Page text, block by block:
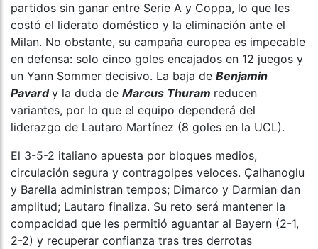
partidos sin ganar entre Serie A y Coppa, lo que les
costó el liderato doméstico y la eliminación ante el
Milan. No obstante, su campaña europea es impecable
en defensa: solo cinco goles encajados en 12 juegos y
un Yann Sommer decisivo. La baja de Benjamin
Pavardy la duda de Marcus Thuram reducen
variantes, por lo que el equipo dependerá del
liderazgo de Lautaro Martínez (8 goles en la UCL).
El 3-5-2 italiano apuesta por bloques medios,
circulación segura y contragolpes veloces. Çalhanoglu
y Barella administran tempos; Dimarco y Darmian dan
amplitud; Lautaro finaliza. Su reto será mantener la
compacidad que les permitió aguantar al Bayern (2-1,
2-2) y recuperar confianza tras tres derrotas